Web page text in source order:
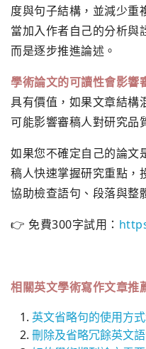
度與句子結構，並減少重
當加入作者自己的分析與
而是逐步推進論述。
學術論文的可讀性會影響
具有價值，如果文章結構
可能影響審稿人對研究品
如果您不確定自己的論文
稿人快速掌握研究重點，
協助檢查語句、段落與整
👉 免費300字試用：
相關英文學術寫作文章推
英文省略句的使用方
刪除及省略冗餘英文